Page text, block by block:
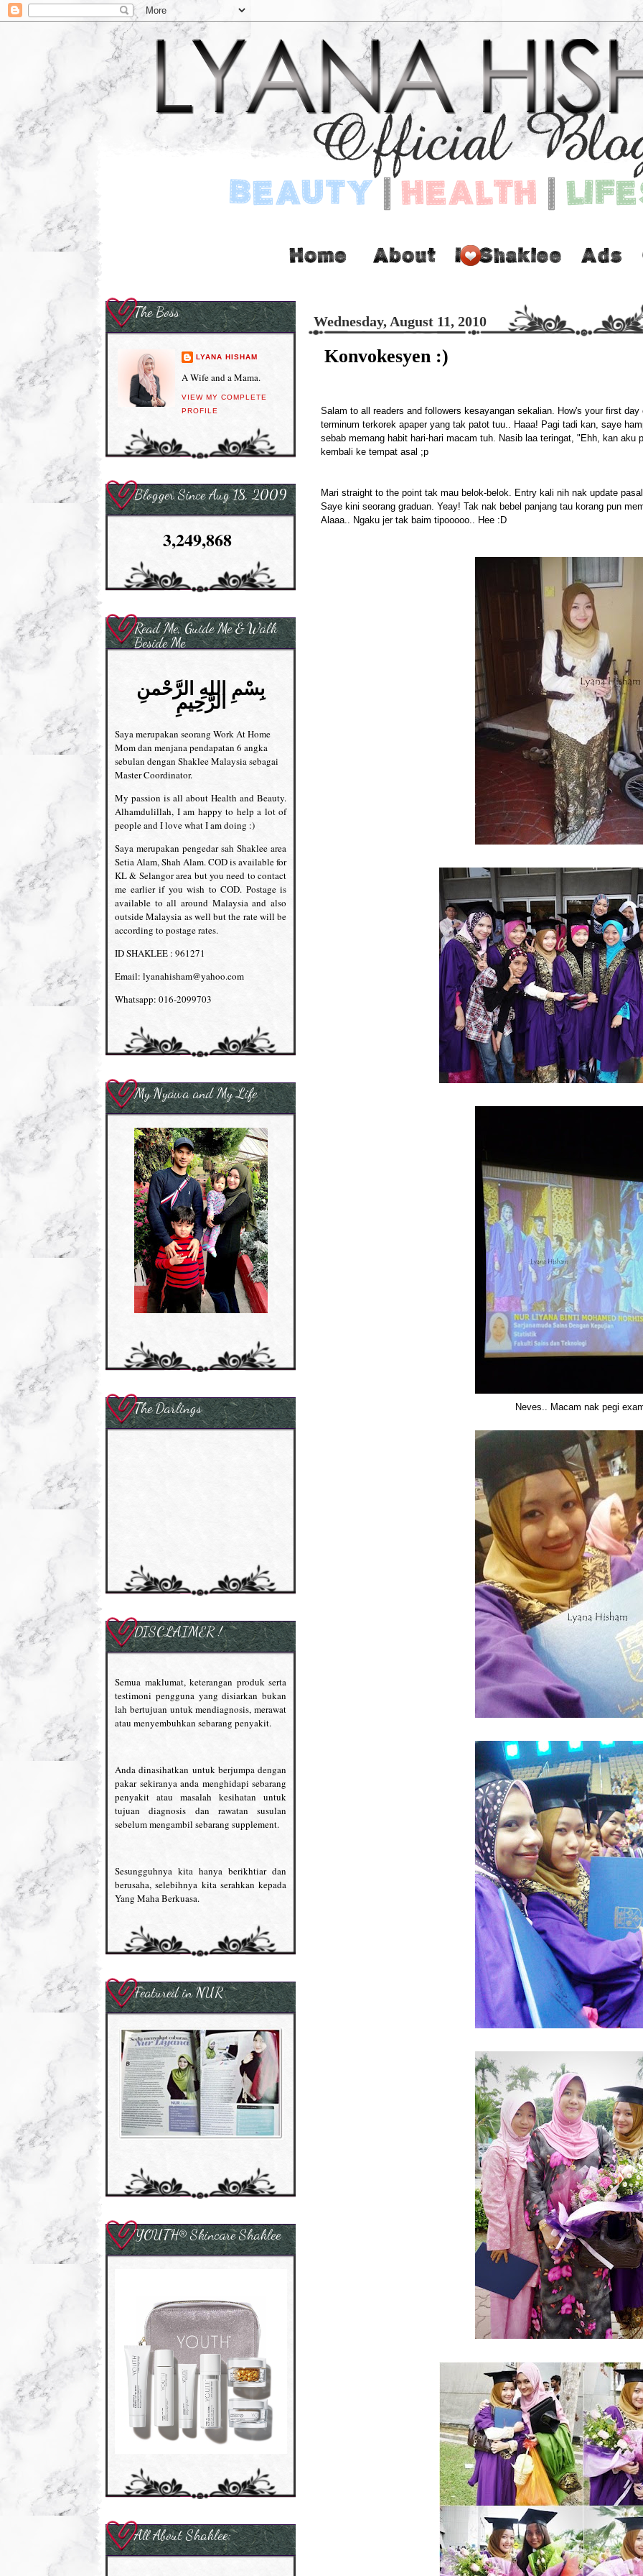
Wednesday, August 11, 2010
Konvokesyen :)
Salam to all readers and followers kesayangan sekalian. How's your first
terminum terkorek apaper yang tak patot tuu.. Haaa! Pagi tadi kan, saye
sebab memang habit hari-hari macam tuh. Nasib laa teringat, "Ehh, kan aku
kembali ke tempat asal ;p
Mari straight to the point tak mau belok-belok. Entry kali nih nak update
Saye kini seorang graduan. Yeay! Tak nak bebel panjang tau korang pun
Alaaa.. Ngaku jer tak baim tipooooo.. Hee :D
Neves.. Macam nak pegi
The Boss
LYANA HISHAM
A Wife and a Mama.
VIEW MY COMPLETE
PROFILE
Blogger Since Aug 18, 2009
3,249,868
Read Me, Guide Me & Walk
Beside Me
بِسْمِ اللهِ الرَّحْمنِ
الرَّحِيمِ
Saya merupakan seorang Work At Home
Mom dan menjana pendapatan 6 angka
sebulan dengan Shaklee Malaysia sebagai
Master Coordinator.
My passion is all about Health and Beauty.
Alhamdulillah, I am happy to help a lot of
people and I love what I am doing :)
Saya merupakan pengedar sah Shaklee area
Setia Alam, Shah Alam. COD is available for
KL & Selangor area but you need to contact
me earlier if you wish to COD. Postage is
available to all around Malaysia and also
outside Malaysia as well but the rate will be
according to postage rates.
ID SHAKLEE : 961271
Email: lyanahisham@yahoo.com
Whatsapp: 016-2099703
My Nyawa and My Life
The Darlings
DISCLAIMER !
Semua maklumat, keterangan produk serta
testimoni pengguna yang disiarkan bukan
lah bertujuan untuk mendiagnosis, merawat
atau menyembuhkan sebarang penyakit.
Anda dinasihatkan untuk berjumpa dengan
pakar sekiranya anda menghidapi sebarang
penyakit atau masalah kesihatan untuk
tujuan diagnosis dan rawatan susulan
sebelum mengambil sebarang supplement.
Sesungguhnya kita hanya berikhtiar dan
berusaha, selebihnya kita serahkan kepada
Yang Maha Berkuasa.
Featured in NUR
YOUTH® Skincare Shaklee
All About Shaklee: